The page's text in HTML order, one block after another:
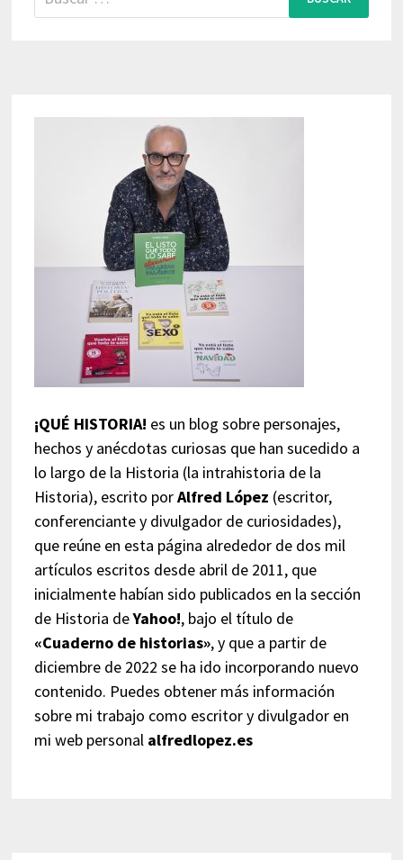
¡QUÉ HISTORIA! es un blog sobre personajes,
hechos y anécdotas curiosas que han sucedido a
lo largo de la Historia (la intrahistoria de la
Historia), escrito porAlfred López (escritor,
conferenciante y divulgador de curiosidades),
que reúne en esta página alrededor de dos mil
artículos escritos desde abril de 2011, que
inicialmente habían sido publicados en la sección
de Historia deYahoo!, bajo el título de
«Cuaderno de historias», y que a partir de
diciembre de 2022 se ha ido incorporando nuevo
contenido. Puedes obtener más información
sobre mi trabajo como escritor y divulgador en
mi web personal alfredlopez.es